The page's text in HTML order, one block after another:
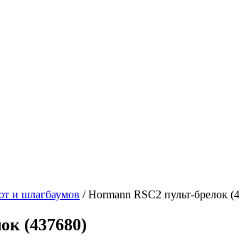
и шлагбаумов / Hormann RSC2 пульт-брелок
(437680)